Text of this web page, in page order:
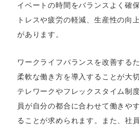
イベートの時間をバランスよく確
トレスや疲労の軽減、生産性の向
があります。
ワークライフバランスを改善する
柔軟な働き方を導入することが大
テレワークやフレックスタイム制
員が自分の都合に合わせて働きや
ることが求められます。また、社